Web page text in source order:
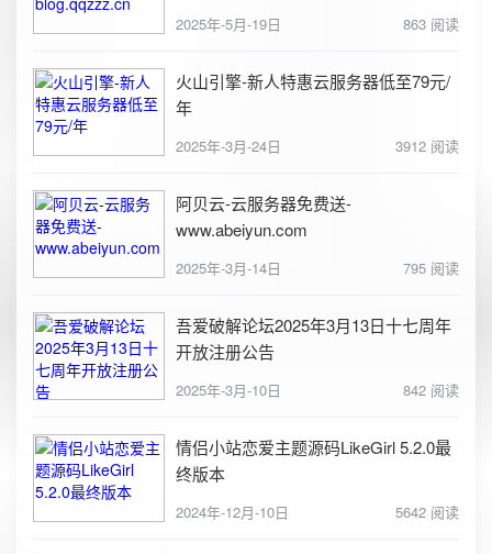
2025年-5月-19日 863 阅读
火山引擎-新人特惠云服务器低至79元/
年
2025年-3月-24日 3912 阅读
阿贝云-云服务器免费送-
www.abeiyun.com
2025年-3月-14日 795 阅读
吾爱破解论坛2025年3月13日十七周年
开放注册公告
2025年-3月-10日 842 阅读
情侣小站恋爱主题源码LikeGirl 5.2.0最
终版本
2024年-12月-10日 5642 阅读